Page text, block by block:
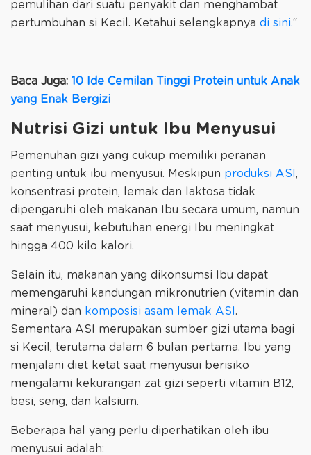
pemulihan dari suatu penyakit dan menghambat
pertumbuhan si Kecil. Ketahui selengkapnya di sini.“
Baca Juga: 10 Ide Cemilan Tinggi Protein untuk Anak
yang Enak Bergizi
Nutrisi Gizi untuk Ibu Menyusui
Pemenuhan gizi yang cukup memiliki peranan
penting untuk ibu menyusui. Meskipun produksi ASI ,
konsentrasi protein, lemak dan laktosa tidak
dipengaruhi oleh makanan Ibu secara umum, namun
saat menyusui, kebutuhan energi Ibu meningkat
hingga 400 kilo kalori.
Selain itu, makanan yang dikonsumsi Ibu dapat
memengaruhi kandungan mikronutrien (vitamin dan
mineral) dan komposisi asam lemak ASI .
Sementara ASI merupakan sumber gizi utama bagi
si Kecil, terutama dalam 6 bulan pertama. Ibu yang
menjalani diet ketat saat menyusui berisiko
mengalami kekurangan zat gizi seperti vitamin B12,
besi, seng, dan kalsium.
Beberapa hal yang perlu diperhatikan oleh ibu
menyusui adalah: